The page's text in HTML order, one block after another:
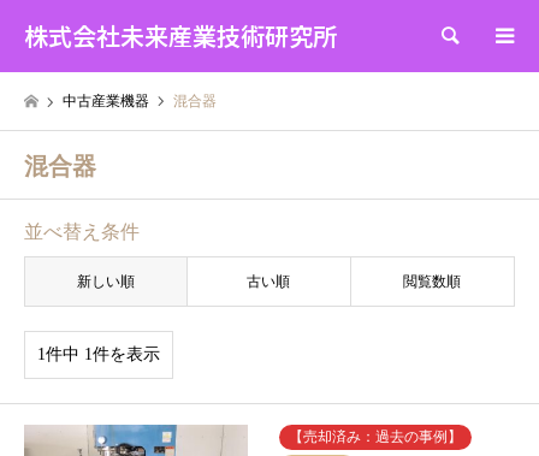
株式会社未来産業技術研究所 検索
中古産業機器 混合器
混合器
並べ替え条件
新しい順 古い順 閲覧数順
1件中 1件を表示
【売却済み：過去の事例】